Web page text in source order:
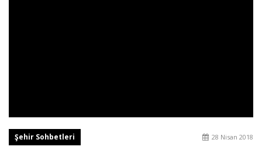
Şehir Sohbetleri 28 Nisan 2018